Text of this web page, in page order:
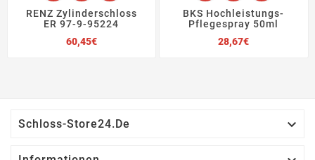
RENZ Zylinderschloss
ER 97-9-95224
60,45€Preis
BKS Hochleistungs-
Pflegespray 50ml
28,67€Preis
Schloss-Store24.de 